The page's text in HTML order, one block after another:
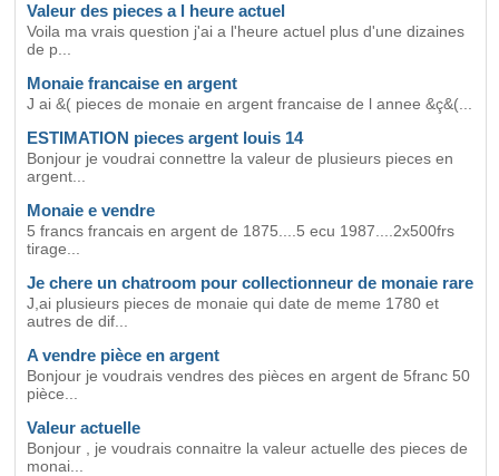
Valeur des pieces a l heure actuel
Voila ma vrais question j'ai a l'heure actuel plus d'une dizaines
de p...
Monaie francaise en argent
J ai &( pieces de monaie en argent francaise de l annee &ç&(...
ESTIMATION pieces argent louis 14
Bonjour je voudrai connettre la valeur de plusieurs pieces en
argent...
Monaie e vendre
5 francs francais en argent de 1875....5 ecu 1987....2x500frs
tirage...
Je chere un chatroom pour collectionneur de monaie rare
J,ai plusieurs pieces de monaie qui date de meme 1780 et
autres de dif...
A vendre pièce en argent
Bonjour je voudrais vendres des pièces en argent de 5franc 50
pièce...
Valeur actuelle
Bonjour , je voudrais connaitre la valeur actuelle des pieces de
monai...